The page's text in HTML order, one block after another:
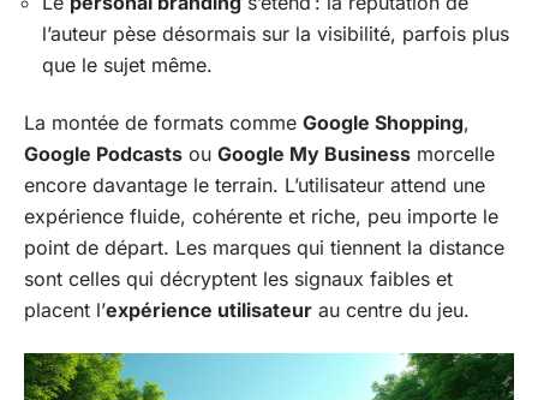
l’auteur pèse désormais sur la visibilité, parfois plus
que le sujet même.
La montée de formats comme Google Shopping,
Google Podcasts ou Google My Business morcelle
encore davantage le terrain. L’utilisateur attend une
expérience fluide, cohérente et riche, peu importe le
point de départ. Les marques qui tiennent la distance
sont celles qui décryptent les signaux faibles et
placent l’expérience utilisateur au centre du jeu.